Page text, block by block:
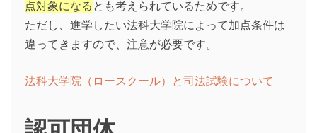
点対象になる とも考えられているためです。
ただし、進学したい法科大学院によって加点条件は
違ってきますので、注意が必要です。
法科大学院（ロースクール）と司法試験について